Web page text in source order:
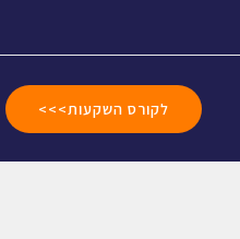
לקורס השקעות>>>